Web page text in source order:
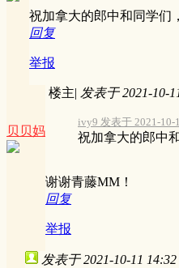
祝加拿大的郎中和同学们
回复
举报
贝贝妈
楼主| 发表于 2021-10-
ivy9 发表于 2021-10-
祝加拿大的郎中
谢谢青藤MM！
回复
举报
发表于 2021-10-11 14:32